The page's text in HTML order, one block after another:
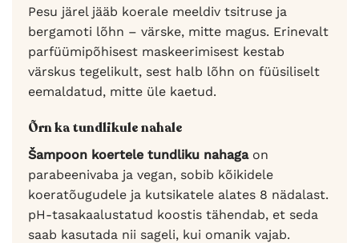
Pesu järel jääb koerale meeldiv tsitruse ja
bergamoti lõhn – värske, mitte magus. Erinevalt
parfüümipõhisest maskeerimisest kestab
värskus tegelikult, sest halb lõhn on füüsiliselt
eemaldatud, mitte üle kaetud.
Õrn ka tundlikule nahale
Šampoon koertele tundliku nahagaon
parabeenivaba ja vegan, sobib kõikidele
koeratõugudele ja kutsikatele alates 8 nädalast.
pH-tasakaalustatud koostis tähendab, et seda
saab kasutada nii sageli, kui omanik vajab.